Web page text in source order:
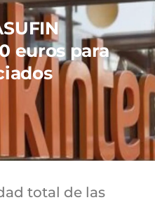
euros para
total de las